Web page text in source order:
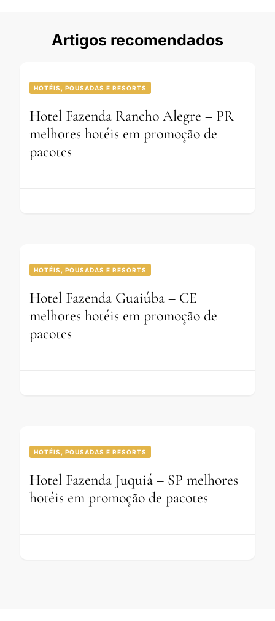
Artigos recomendados
HOTÉIS, POUSADAS E RESORTS
Hotel Fazenda Rancho Alegre – PR
melhores hotéis em promoção de
pacotes
HOTÉIS, POUSADAS E RESORTS
Hotel Fazenda Guaiúba – CE
melhores hotéis em promoção de
pacotes
HOTÉIS, POUSADAS E RESORTS
Hotel Fazenda Juquiá – SP melhores
hotéis em promoção de pacotes